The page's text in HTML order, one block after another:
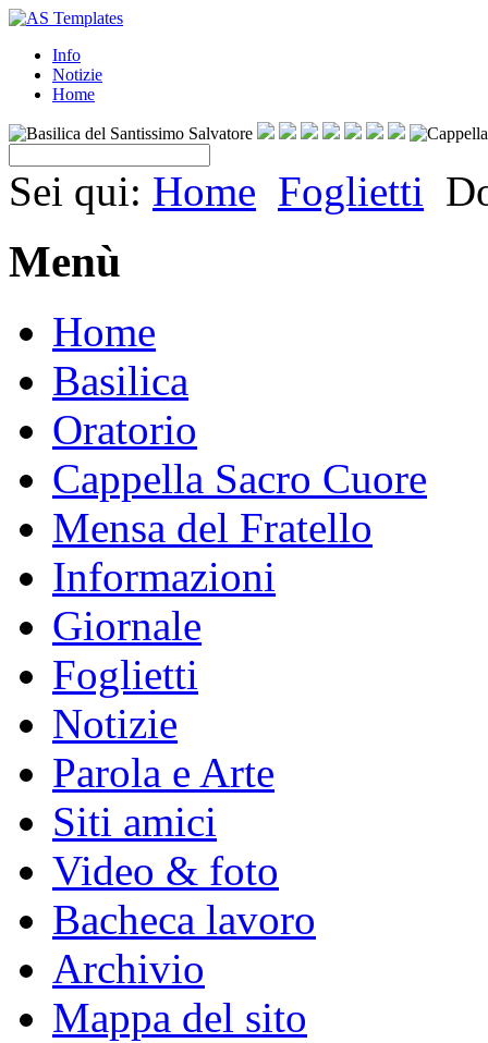
Info
Notizie
Home
Sei qui: Home Foglietti
Menù
Home
Basilica
Oratorio
Cappella Sacro Cuore
Mensa del Fratello
Informazioni
Giornale
Foglietti
Notizie
Parola e Arte
Siti amici
Video & foto
Bacheca lavoro
Archivio
Mappa del sito